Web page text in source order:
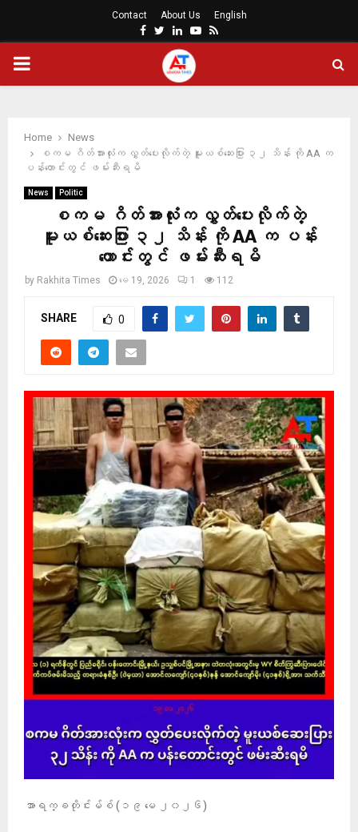
Contact About Us English
Facebook
Twitter
LinkedinYoutube
Rss
PRIMARY
Home
News
စကမ ဂိတ်အားလုံးက လွှတ်ပေးလိုက်တဲ့ မူးယစ်ဆေးပြား ၃၂ သိန်း ကို AA က
ပန်းတောင်းတွင် ဖမ်းဆီးရမိ
News Politic
စကမ ဂိတ်အားလုံးက လွှတ်ပေးလိုက်တဲ့
မူးယစ်ဆေးပြား ၃၂ သိန်း ကို AA က ပန်း
တောင်းတွင် ဖမ်းဆီးရမိ
by Rakhita Times မေ 19, 2026 1 112
SHARE 0
အာရက္ခတိုင်းမ်စ် (၁၉ မေ ၂၀၂၆)